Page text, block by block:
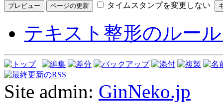
タイムスタンプを変更しない
テキスト整形のルー
Site admin: GinNeko.jp